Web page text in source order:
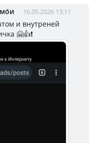
16.05.2026 13:11
и внутреней
🤗👍❗